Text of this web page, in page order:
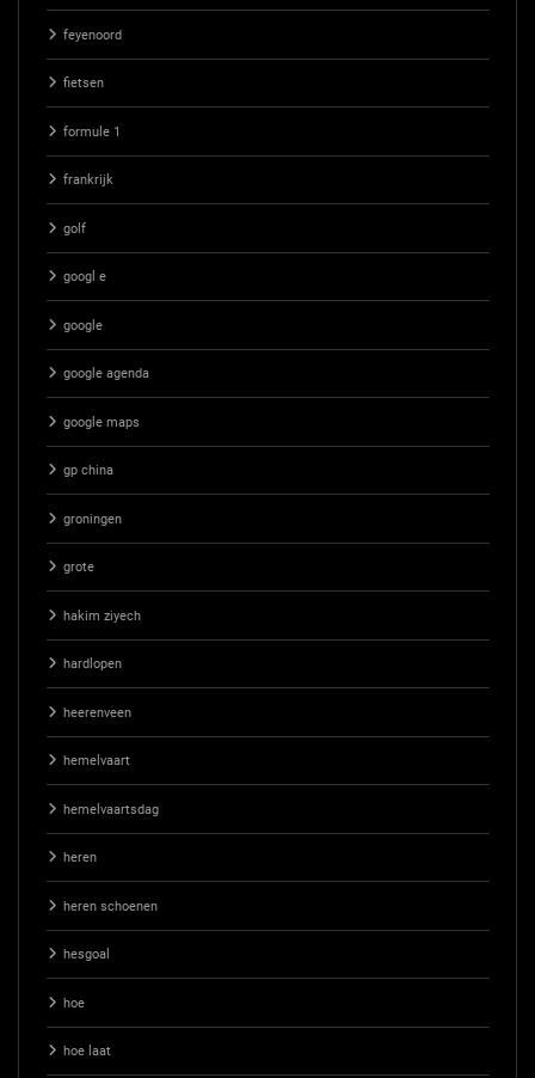
feyenoord
fietsen
formule 1
frankrijk
golf
googl e
google
google agenda
google maps
gp china
groningen
grote
hakim ziyech
hardlopen
heerenveen
hemelvaart
hemelvaartsdag
heren
heren schoenen
hesgoal
hoe
hoe laat